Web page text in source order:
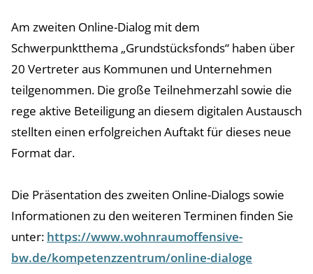
Am zweiten Online-Dialog mit dem
Schwerpunktthema „Grundstücksfonds“ haben über
20 Vertreter aus Kommunen und Unternehmen
teilgenommen. Die große Teilnehmerzahl sowie die
rege aktive Beteiligung an diesem digitalen Austausch
stellten einen erfolgreichen Auftakt für dieses neue
Format dar.
Die Präsentation des zweiten Online-Dialogs sowie
Informationen zu den weiteren Terminen finden Sie
unter: https://www.wohnraumoffensive-
bw.de/kompetenzzentrum/online-dialoge